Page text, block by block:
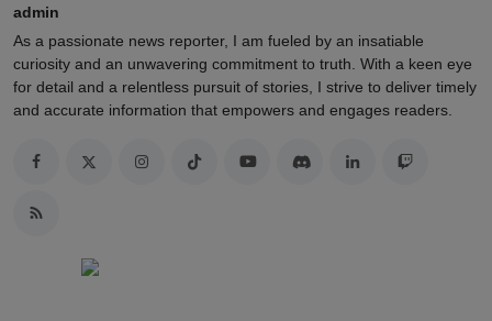
admin
As a passionate news reporter, I am fueled by an insatiable
curiosity and an unwavering commitment to truth. With a keen eye
for detail and a relentless pursuit of stories, I strive to deliver timely
and accurate information that empowers and engages readers.